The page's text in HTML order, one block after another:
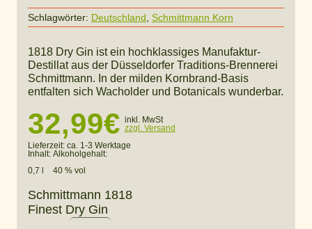
Schlagwörter: Deutschland Schmittmann Korn
1818 Dry Gin ist ein hochklassiges Manufaktur-
Destillat aus der Düsseldorfer Traditions-Brennerei
Schmittmann. In der milden Kornbrand-Basis
entfalten sich Wacholder und Botanicals wunderbar.
32,99€ inkl. MwSt
zzgl. Versand
Lieferzeit: ca. 1-3 Werktage
Inhalt:
0,7 l
Alkoholgehalt:
40 % vol
Schmittmann 1818
Finest Dry Gin